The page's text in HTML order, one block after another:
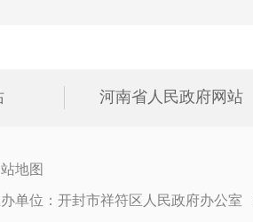
河南省人民政府网站
地图
单位：开封市祥符区人民政府办公室